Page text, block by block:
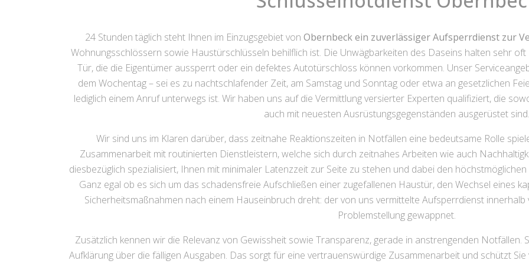
24 Stunden täglich steht Ihnen im Einzugsgebiet von Obernbeck ein zuverlässiger Aufsperrdienst zur
Wohnungsschlössern sowie Haustürschlüsseln behilflich ist. Die Unwägbarkeiten des Daseins halten sehr
Tür, die die Eigentümer aussperrt oder ein defektes Autotürschloss können vorkommen. Unser
dem Wochentag – sei es zu nachtschlafender Zeit, am Samstag und Sonntag oder etwa an gesetzlichen
lediglich einem Anruf unterwegs ist. Wir haben uns auf die Vermittlung versierter Experten qualifiziert, die
auch mit neuesten Ausrüstungsgegenständen ausgerüstet sind.
Wir sind uns im Klaren darüber, dass zeitnahe Reaktionszeiten in Notfällen eine bedeutsame Rolle
Zusammenarbeit mit routinierten Dienstleistern, welche sich durch zeitnahes Arbeiten wie auch
diesbezüglich spezialisiert, Ihnen mit minimaler Latenzzeit zur Seite zu stehen und dabei den
Ganz egal ob es sich um das schadensfreie Aufschließen einer zugefallenen Haustür, den Wechsel eines
Sicherheitsmaßnahmen nach einem Hauseinbruch dreht: der von uns vermittelte Aufsperrdienst
Problemstellung gewappnet.
Zusätzlich kennen wir die Relevanz von Gewissheit sowie Transparenz, gerade in anstrengenden Notfällen.
Aufklärung über die fälligen Ausgaben. Das sorgt für eine vertrauenswürdige Zusammenarbeit und schützt